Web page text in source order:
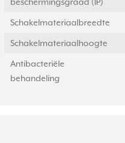
Schakelmateriaalbreedte
Schakelmateriaalhoogte
Antibacteriële
behandeling